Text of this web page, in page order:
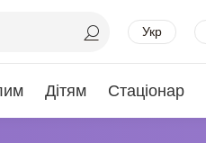
Укр
Дітям Стаціонар